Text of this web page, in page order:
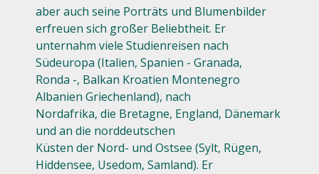
aber auch seine Porträts und Blumenbilder
erfreuen sich großer Beliebtheit. Er
unternahm viele Studienreisen nach
Südeuropa (Italien, Spanien - Granada,
Ronda -, Balkan Kroatien Montenegro
Albanien Griechenland), nach
Nordafrika, die Bretagne, England, Dänemark
und an die norddeutschen
Küsten der Nord- und Ostsee (Sylt, Rügen,
Hiddensee, Usedom, Samland). Er